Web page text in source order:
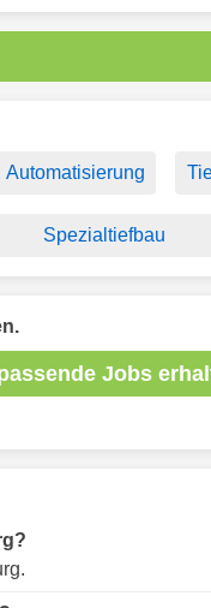
Automatisierung
Spezialtiefbau
Jobs